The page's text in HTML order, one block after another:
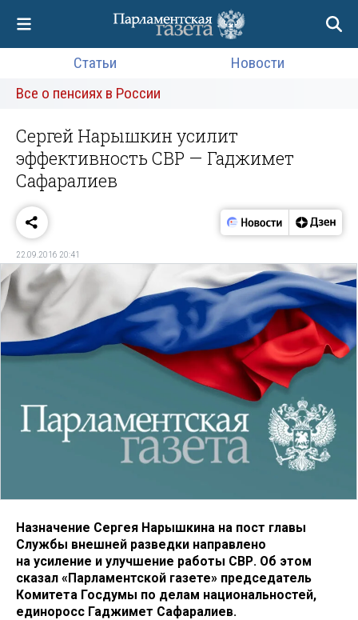
Статьи
Новости
Все о пенсиях в России
Сергей Нарышкин усилит
эффективность СВР — Гаджимет
Сафаралиев
22.09.2016 20:41
Назначение Сергея Нарышкина на пост главы
Службы внешней разведки направлено
на усиление и улучшение работы СВР. Об этом
сказал «Парламентской газете» председатель
Комитета Госдумы по делам национальностей,
единоросс Гаджимет Сафаралиев.